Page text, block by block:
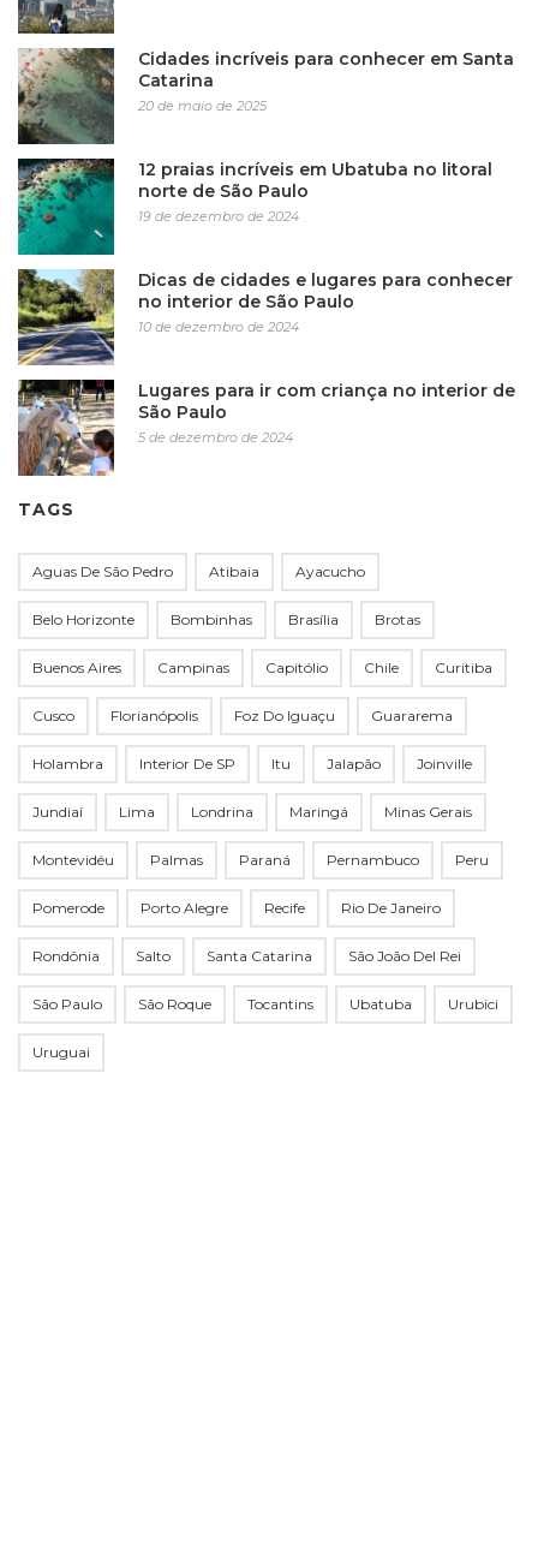
Cidades incríveis para conhecer em Santa
Catarina
20 de maio de 2025
12 praias incríveis em Ubatuba no litoral
norte de São Paulo
19 de dezembro de 2024
Dicas de cidades e lugares para conhecer
no interior de São Paulo
10 de dezembro de 2024
Lugares para ir com criança no interior de
São Paulo
5 de dezembro de 2024
TAGS
Aguas De São Pedro Atibaia Ayacucho
Belo Horizonte Bombinhas Brasília Brotas
Buenos Aires Campinas Capitólio Chile Curitiba
Cusco Florianópolis Foz Do Iguaçu Guararema
Holambra Interior De SP Itu Jalapão Joinville
Jundiaí Lima Londrina Maringá Minas Gerais
Montevidéu Palmas Paraná Pernambuco Peru
Pomerode Porto Alegre Recife Rio De Janeiro
Rondônia Salto Santa Catarina São João Del Rei
São Paulo São Roque Tocantins Ubatuba Urubici
Uruguai